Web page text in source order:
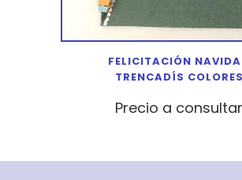
FELICITACIÓN
TRENCADÍS COLORES
Precio a consultar